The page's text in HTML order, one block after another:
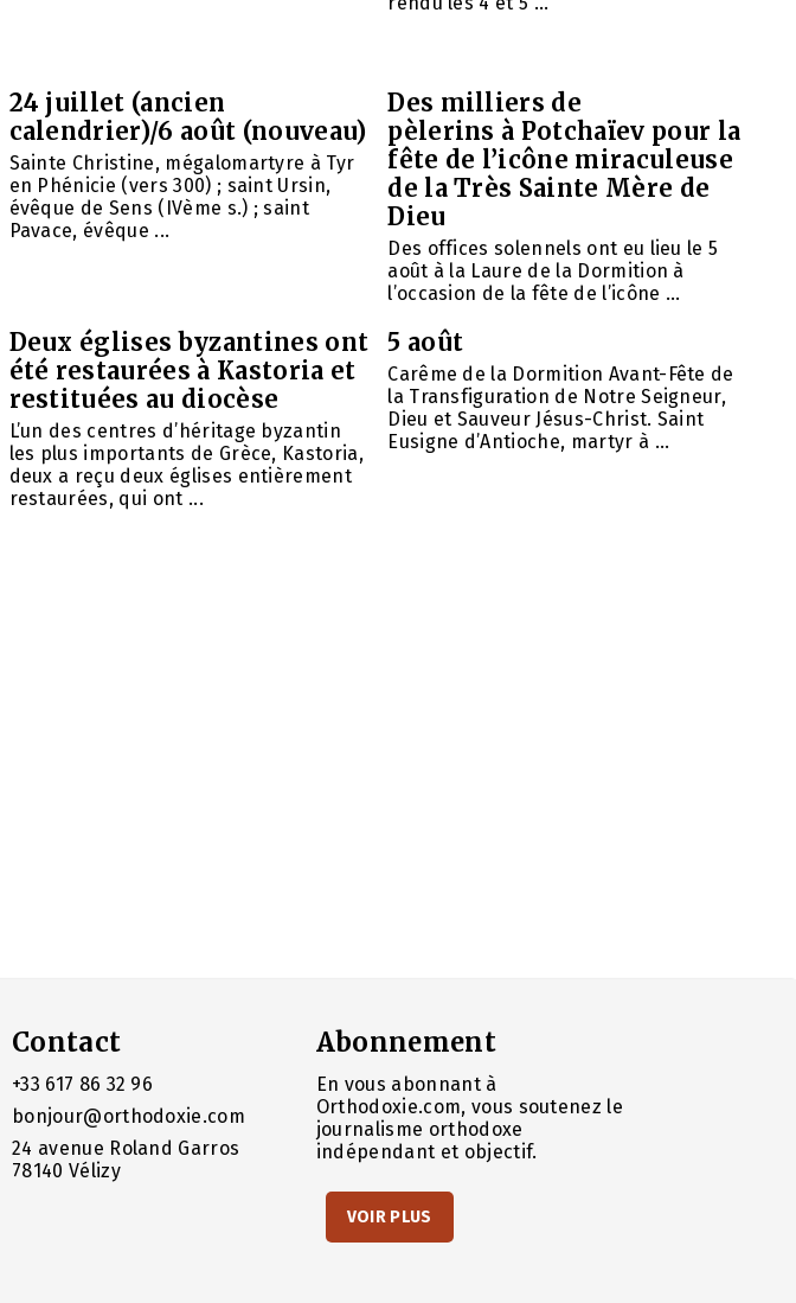
24 juillet (ancien
calendrier)/6 août (nouveau)
Sainte Christine, mégalomartyre à Tyr
en Phénicie (vers 300) ; saint Ursin,
évêque de Sens (IVème s.) ; saint
Pavace, évêque ...
Des milliers de
pèlerins à Potchaïev pour la
fête de l’icône miraculeuse
de la Très Sainte Mère de
Dieu
Des offices solennels ont eu lieu le 5
août à la Laure de la Dormition à
l’occasion de la fête de l’icône ...
Deux églises byzantines ont
été restaurées à Kastoria et
restituées au diocèse
L’un des centres d’héritage byzantin
les plus importants de Grèce, Kastoria,
deux a reçu deux églises entièrement
restaurées, qui ont ...
5 août
Carême de la Dormition Avant-Fête de
la Transfiguration de Notre Seigneur,
Dieu et Sauveur Jésus-Christ. Saint
Eusigne d’Antioche, martyr à ...
Contact
+33 617 86 32 96
bonjour@orthodoxie.com
24 avenue Roland Garros
78140 Vélizy
Abonnement
En vous abonnant à
Orthodoxie.com, vous soutenez le
journalisme orthodoxe
indépendant et objectif.
VOIR PLUS